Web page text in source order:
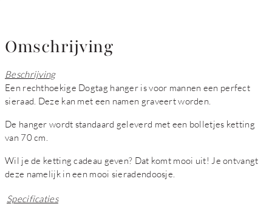
Omschrijving
Beschrijving
Een rechthoekige Dogtag hanger is voor mannen een perfect
sieraad. Deze kan met een namen graveert worden.
De hanger wordt standaard geleverd met een bolletjes ketting
van 70 cm.
Wil je de ketting cadeau geven? Dat komt mooi uit! Je ontvangt
deze namelijk in een mooi sieradendoosje.
Specificaties